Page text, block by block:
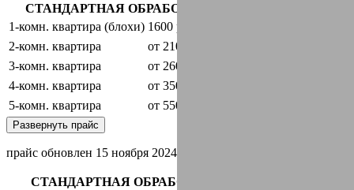
СТАНДАРТНАЯ ОБРАБОТКА + ГАРАНТИЯ
1-комн. квартира (блохи) 1600 руб.
2-комн. квартира от 2100 руб.
3-комн. квартира от 2600 руб.
4-комн. квартира от 3500 руб.
5-комн. квартира от 5500 руб.
Развернуть прайс
прайс обновлен 15 ноября 2024 г.
СТАНДАРТНАЯ ОБРАБОТКА + ГАРАНТИЯ